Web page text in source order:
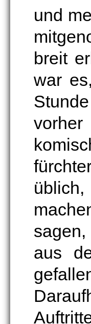
und
breit
war
aus